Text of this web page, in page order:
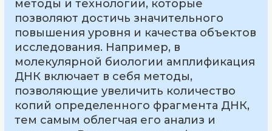
методы и технологии, которые
позволяют достичь значительного
повышения уровня и качества объектов
исследования. Например, в
молекулярной биологии амплификация
ДНК включает в себя методы,
позволяющие увеличить количество
копий определенного фрагмента ДНК,
тем самым облегчая его анализ и